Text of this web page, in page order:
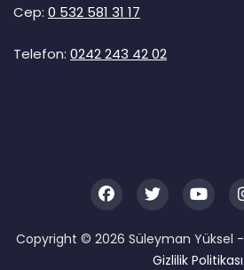
Cep: 0 532 581 31 17
Telefon: 0242 243 42 02
Copyright © 2026 Süleyman Yüksel -
Gizlilik Politikası